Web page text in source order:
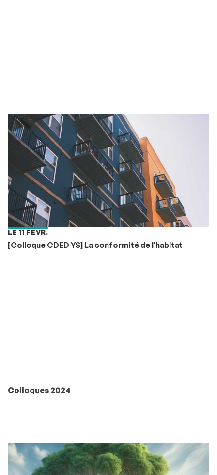
LE 11 FÉVR.
[Colloque CDED YS] La conformité de l'habitat
Colloques 2024